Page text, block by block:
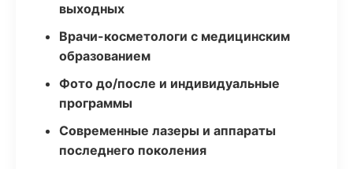
выходных
Врачи-косметологи с медицинским
образованием
Фото до/после и индивидуальные
программы
Современные лазеры и аппараты
последнего поколения